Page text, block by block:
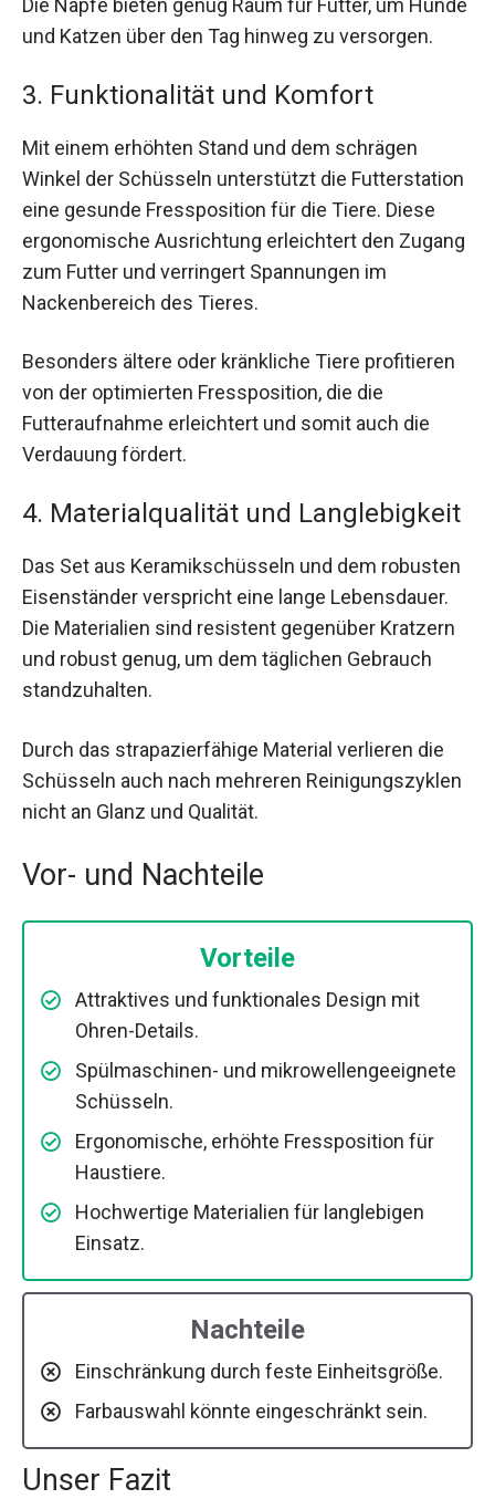
Die Näpfe bieten genug Raum für Futter, um Hunde
und Katzen über den Tag hinweg zu versorgen.
3. Funktionalität und Komfort
Mit einem erhöhten Stand und dem schrägen
Winkel der Schüsseln unterstützt die Futterstation
eine gesunde Fressposition für die Tiere. Diese
ergonomische Ausrichtung erleichtert den Zugang
zum Futter und verringert Spannungen im
Nackenbereich des Tieres.
Besonders ältere oder kränkliche Tiere profitieren
von der optimierten Fressposition, die die
Futteraufnahme erleichtert und somit auch die
Verdauung fördert.
4. Materialqualität und Langlebigkeit
Das Set aus Keramikschüsseln und dem robusten
Eisenständer verspricht eine lange Lebensdauer.
Die Materialien sind resistent gegenüber Kratzern
und robust genug, um dem täglichen Gebrauch
standzuhalten.
Durch das strapazierfähige Material verlieren die
Schüsseln auch nach mehreren Reinigungszyklen
nicht an Glanz und Qualität.
Vor- und Nachteile
Vorteile
Attraktives und funktionales Design mit
Ohren-Details.
Spülmaschinen- und mikrowellengeeignete
Schüsseln.
Ergonomische, erhöhte Fressposition für
Haustiere.
Hochwertige Materialien für langlebigen
Einsatz.
Nachteile
Einschränkung durch feste Einheitsgröße.
Farbauswahl könnte eingeschränkt sein.
Unser Fazit